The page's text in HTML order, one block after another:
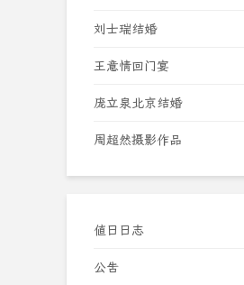
刘士瑞结婚
王意情回门宴
庞立泉北京结婚
周超然摄影作品
值日日志
公告